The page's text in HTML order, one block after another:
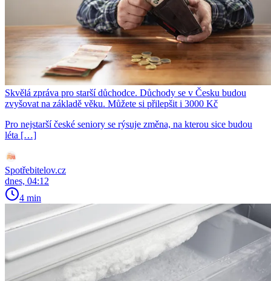
Skvělá zpráva pro starší důchodce. Důchody se v Česku budou
zvyšovat na základě věku. Můžete si přilepšit i 3000 Kč
Pro nejstarší české seniory se rýsuje změna, na kterou sice budou
léta […]
Spotřebitelov.cz
dnes, 04:12
4 min